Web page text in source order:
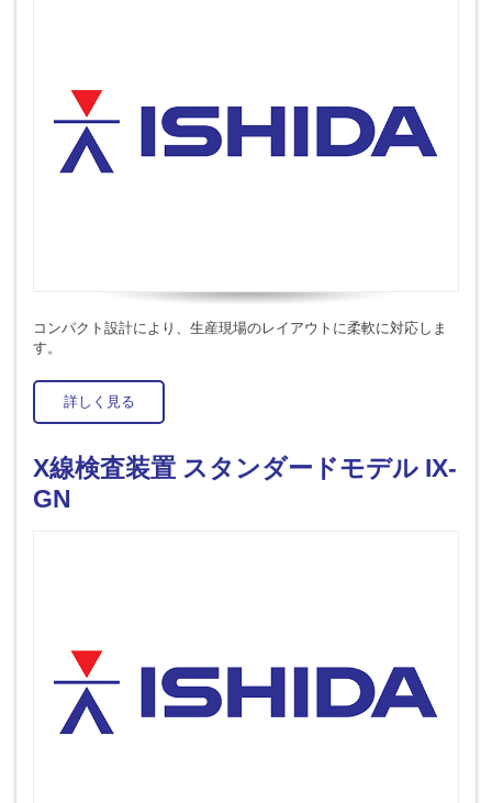
コンパクト設計により、生産現場のレイアウトに柔軟に対応しま
す。
詳しく見る
X線検査装置 スタンダードモデル IX-
GN